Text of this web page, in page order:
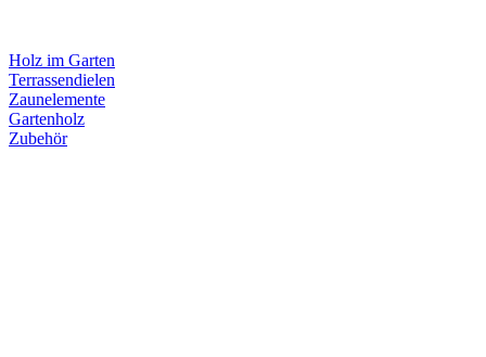
Holz im Garten
Terrassendielen
Zaunelemente
Gartenholz
Zubehör